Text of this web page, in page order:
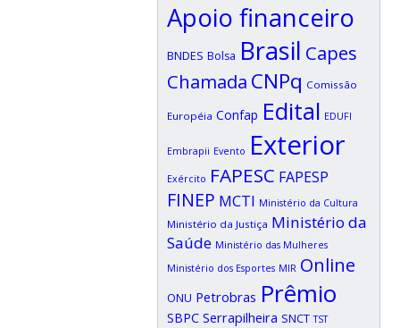
Apoio financeiro
BNDES Bolsa Brasil Capes
Chamada CNPq Comissão
Européia Confap Edital EDUFI
Embrapii Evento Exterior
Exército FAPESC FAPESP
FINEP MCTI Ministério da Cultura
Ministério da Justiça Ministério da
Saúde Ministério das Mulheres
Ministério dos Esportes MIR Online
ONU Petrobras Prêmio
SBPC Serrapilheira SNCT TST